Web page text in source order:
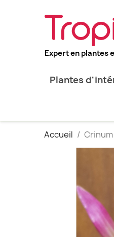
Expert en plantes
Plantes
Plantes
Palmier
Accueil